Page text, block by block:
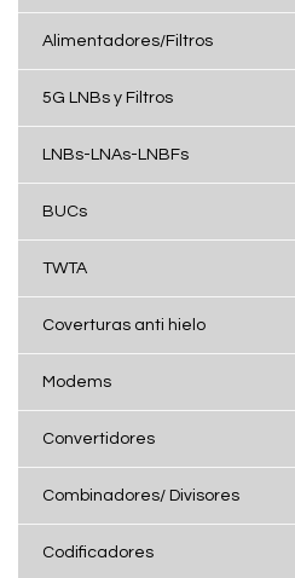
Alimentadores/Filtros
5G LNBs y Filtros
LNBs-LNAs-LNBFs
BUCs
TWTA
Coverturas anti hielo
Modems
Convertidores
Combinadores/ Divisores
Codificadores